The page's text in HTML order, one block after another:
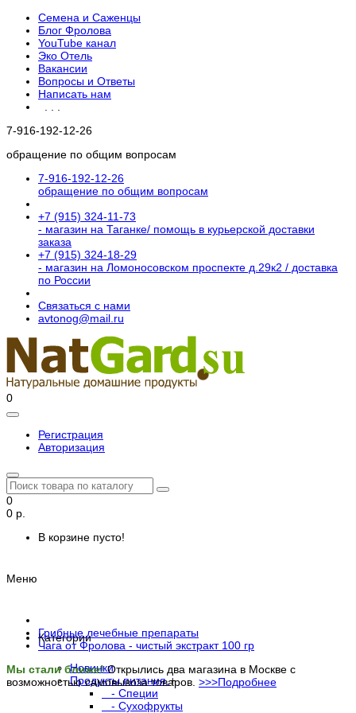
Семена и Саженцы
Блог Фролова
YouTube канал
Эко Отель
Вакансии
Вопросы и Ответы
Написать нам
7-916-192-12-26
обращение по общим вопросам
7-916-192-12-26
обращение по общим вопросам
+7 (915) 324-11-73
- магазин на Таганке/ помощь в курьерской доставки
заказа
+7 (915) 324-18-29
- магазин на Ломоносовском проспекте д.29к2 / доставка
по России
Связаться с нами
avtonog@mail.ru
0
Регистрация
Авторизация
0
0 р.
В корзине пусто!
Меню
Категории
Новинки
Продукты питания+
- Специи
- Сухофрукты
Грибные лечебные препараты
Чага от Фролова - чистый экстракт 100 гр
Мы стали ближе!Открылись два магазина в Москве с
возможностью самовывоза товаров. >>>Подробнее